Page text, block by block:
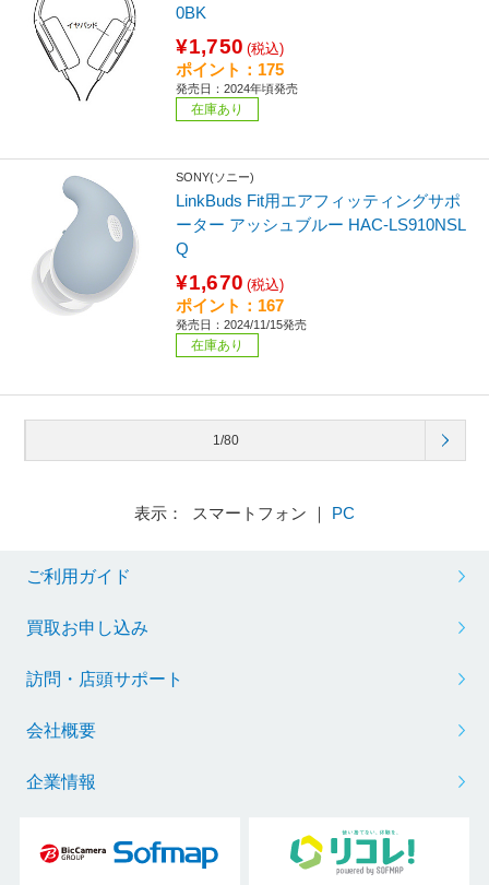
0BK
¥1,750 (税込)
ポイント：175
発売日：2024年頃発売
在庫あり
SONY(ソニー)
LinkBuds Fit用エアフィッティングサポ
ーター アッシュブルー HAC-LS910NSL
Q
¥1,670 (税込)
ポイント：167
発売日：2024/11/15発売
在庫あり
1/80
表示： スマートフォン ｜ PC
ご利用ガイド
買取お申し込み
訪問・店頭サポート
会社概要
企業情報